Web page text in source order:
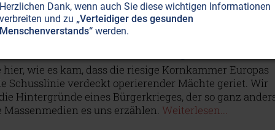
NR. 84, S.40 INSZENIERTE KRIEGE MASSENMEDIEN • MANIPULATION
Ukraine – Was wirklich geschieht!
hier, wie es kam, dass die riesige Kornkammer Europas
Schusslinie verdeckt operierender Mächte geriet. Wir
Hintergründe eines Bürgerkrieges, der so ganz
Massenmedien es uns erzählen. Weiterlesen...
Herzlichen Dank, wenn auch Sie diese wichtigen Informationen
verbreiten und zu „Verteidiger des gesunden
Menschenverstands“werden.